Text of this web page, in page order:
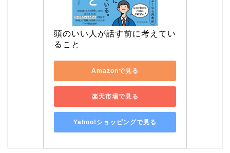
頭のいい人が話す前に考えてい
ること
Amazonで見る
楽天市場で見る
Yahoo!ショッピングで見る